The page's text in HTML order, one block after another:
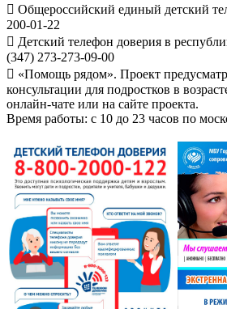
 Общероссийский единый детский
200-01-22
 Детский телефон доверия в
(347) 273-273-09-00
 «Помощь рядом». Проект
консультации для подростков в
онлайн-чате или на сайте проекта.
Время работы: с 10 до 23 часов по